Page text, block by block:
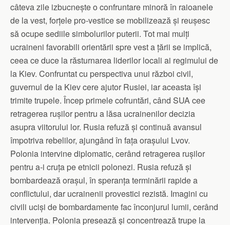
câteva zile izbucnește o confruntare minoră în raioanele
de la vest, forțele pro-vestice se mobilizează și reușesc
să ocupe sediile simbolurilor puterii. Tot mai mulți
ucraineni favorabili orientării spre vest a țării se implică,
ceea ce duce la răsturnarea liderilor locali ai regimului de
la Kiev. Confruntat cu perspectiva unui război civil,
guvernul de la Kiev cere ajutor Rusiei, iar aceasta își
trimite trupele. Încep primele cofruntări, când SUA cee
retragerea rușilor pentru a lăsa ucrainenilor decizia
asupra viitorului lor. Rusia refuză și continuă avansul
împotriva rebelilor, ajungând în fața orașului Lvov.
Polonia intervine diplomatic, cerând retragerea rușilor
pentru a-i cruța pe etnicii polonezi. Rusia refuză și
bombardează orașul, în speranța terminării rapide a
conflictului, dar ucrainenii provestici rezistă. Imagini cu
civili uciși de bombardamente fac înconjurul lumii, cerând
intervenția. Polonia presează și concentrează trupe la